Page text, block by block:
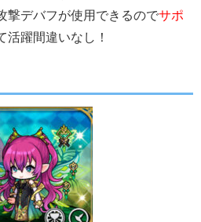
撃デバフが使用できるのでサポ
活躍間違いなし！